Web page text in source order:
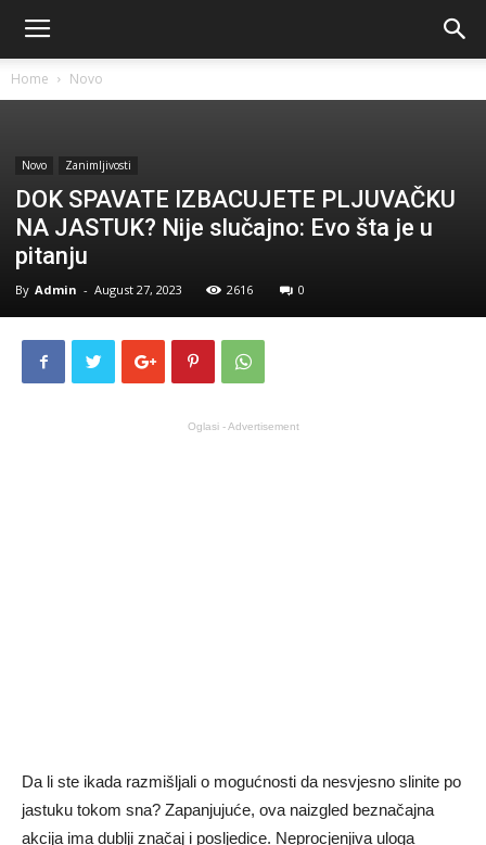
Home Novo
Novo Zanimljivosti
DOK SPAVATE IZBACUJETE PLJUVAČKU
NA JASTUK? Nije slučajno: Evo šta je u
pitanju
By Admin - August 27, 2023 2616 0
Oglasi - Advertisement
Da li ste ikada razmišljali o mogućnosti da nesvjesno slinite po
jastuku tokom sna? Zapanjujuće, ova naizgled beznačajna
akcija ima dublji značaj i posljedice. Neprocjenjiva uloga